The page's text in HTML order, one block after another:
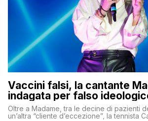
Vaccini falsi, la cantante
indagata per falso
Oltre a Madame, tra le decine di pazienti
un’altra “cliente d’eccezione”, la tennista